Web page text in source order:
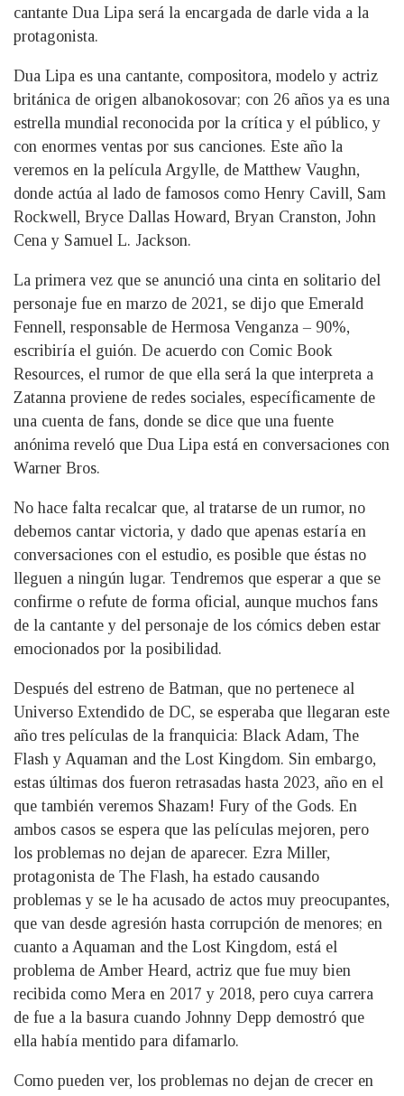
cantante Dua Lipa será la encargada de darle vida a la
protagonista.
Dua Lipa es una cantante, compositora, modelo y actriz
británica de origen albanokosovar; con 26 años ya es una
estrella mundial reconocida por la crítica y el público, y
con enormes ventas por sus canciones. Este año la
veremos en la película Argylle, de Matthew Vaughn,
donde actúa al lado de famosos como Henry Cavill, Sam
Rockwell, Bryce Dallas Howard, Bryan Cranston, John
Cena y Samuel L. Jackson.
La primera vez que se anunció una cinta en solitario del
personaje fue en marzo de 2021, se dijo que Emerald
Fennell, responsable de Hermosa Venganza – 90%,
escribiría el guión. De acuerdo con Comic Book
Resources, el rumor de que ella será la que interpreta a
Zatanna proviene de redes sociales, específicamente de
una cuenta de fans, donde se dice que una fuente
anónima reveló que Dua Lipa está en conversaciones con
Warner Bros.
No hace falta recalcar que, al tratarse de un rumor, no
debemos cantar victoria, y dado que apenas estaría en
conversaciones con el estudio, es posible que éstas no
lleguen a ningún lugar. Tendremos que esperar a que se
confirme o refute de forma oficial, aunque muchos fans
de la cantante y del personaje de los cómics deben estar
emocionados por la posibilidad.
Después del estreno de Batman, que no pertenece al
Universo Extendido de DC, se esperaba que llegaran este
año tres películas de la franquicia: Black Adam, The
Flash y Aquaman and the Lost Kingdom. Sin embargo,
estas últimas dos fueron retrasadas hasta 2023, año en el
que también veremos Shazam! Fury of the Gods. En
ambos casos se espera que las películas mejoren, pero
los problemas no dejan de aparecer. Ezra Miller,
protagonista de The Flash, ha estado causando
problemas y se le ha acusado de actos muy preocupantes,
que van desde agresión hasta corrupción de menores; en
cuanto a Aquaman and the Lost Kingdom, está el
problema de Amber Heard, actriz que fue muy bien
recibida como Mera en 2017 y 2018, pero cuya carrera
de fue a la basura cuando Johnny Depp demostró que
ella había mentido para difamarlo.
Como pueden ver, los problemas no dejan de crecer en